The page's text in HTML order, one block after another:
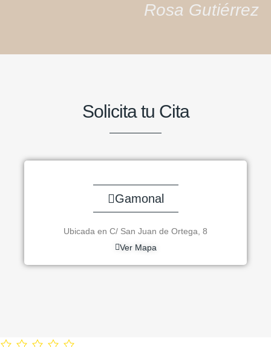
Rosa Gutiérrez
Solicita tu Cita
Gamonal
Ubicada en C/ San Juan de Ortega, 8
Ver Mapa